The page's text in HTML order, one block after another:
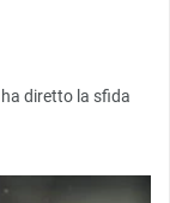
diretto la sfida